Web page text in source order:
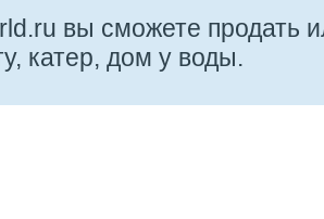
вы сможете продать
катер, дом у воды.